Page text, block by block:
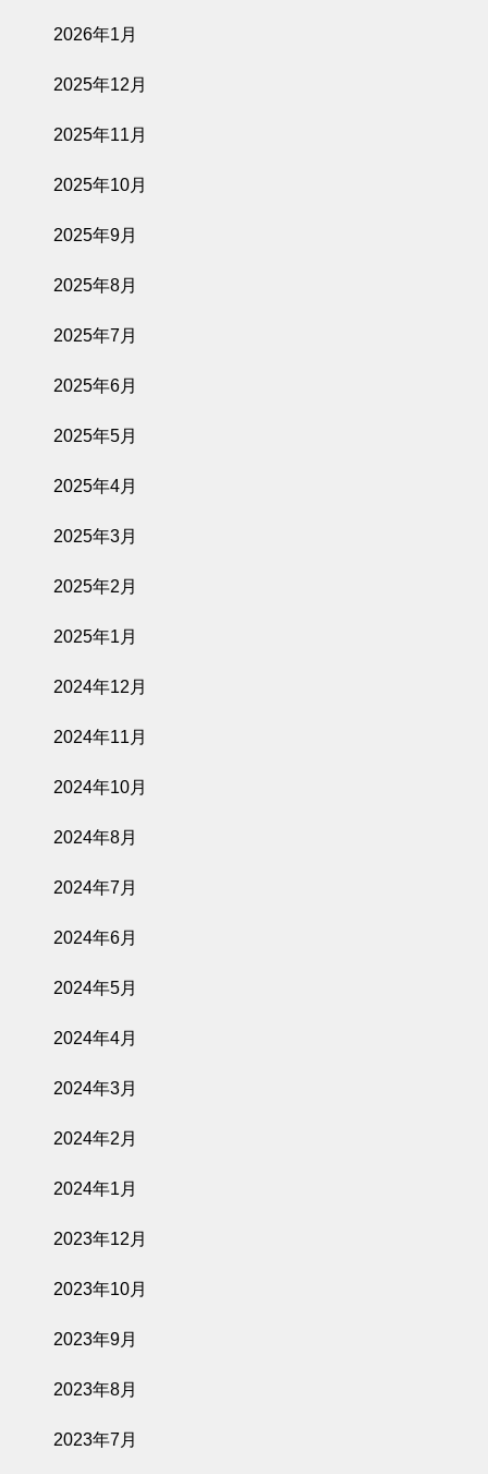
2026年1月
2025年12月
2025年11月
2025年10月
2025年9月
2025年8月
2025年7月
2025年6月
2025年5月
2025年4月
2025年3月
2025年2月
2025年1月
2024年12月
2024年11月
2024年10月
2024年8月
2024年7月
2024年6月
2024年5月
2024年4月
2024年3月
2024年2月
2024年1月
2023年12月
2023年10月
2023年9月
2023年8月
2023年7月